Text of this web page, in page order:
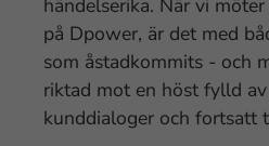
händelserika. När vi
på Dpower, är det med
som åstadkommits - och
riktad mot en höst fylld av
kunddialoger och fortsatt